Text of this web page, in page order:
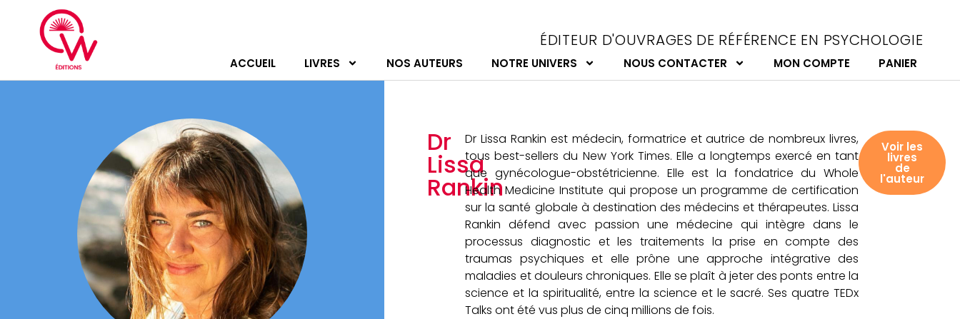
ÉDITEUR D'OUVRAGES DE RÉFÉRENCE EN PSYCHOLOGIE
ACCUEIL LIVRES NOS AUTEURS NOTRE UNIVERS NOUS CONTACTER MON COMPTE PANIER
Dr
Lissa
Rankin
Dr Lissa Rankin est médecin, formatrice et autrice de nombreux livres,
tous best-sellers du New York Times. Elle a longtemps exercé en tant
que gynécologue-obstétricienne. Elle est la fondatrice du Whole
Health Medicine Institute qui propose un programme de certification
sur la santé globale à destination des médecins et thérapeutes. Lissa
Rankin défend avec passion une médecine qui intègre dans le
processus diagnostic et les traitements la prise en compte des
traumas psychiques et elle prône une approche intégrative des
maladies et douleurs chroniques. Elle se plaît à jeter des ponts entre la
science et la spiritualité, entre la science et le sacré. Ses quatre TEDx
Talks ont été vus plus de cinq millions de fois.
Voir les
livres
de
l'auteur